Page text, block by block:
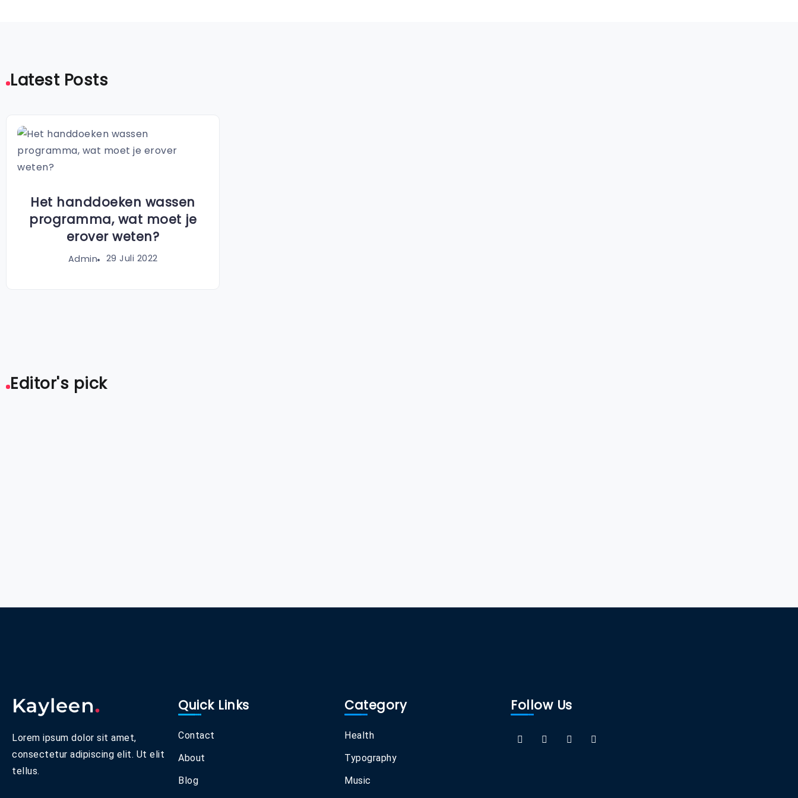
Latest Posts
Het handdoeken wassen
programma, wat moet je
erover weten?
Admin 29 Juli 2022
Editor's pick
Lorem ipsum dolor sit amet,
consectetur adipiscing elit. Ut elit
tellus.
Quick Links
Contact
About
Blog
Category
Health
Typography
Music
Follow Us